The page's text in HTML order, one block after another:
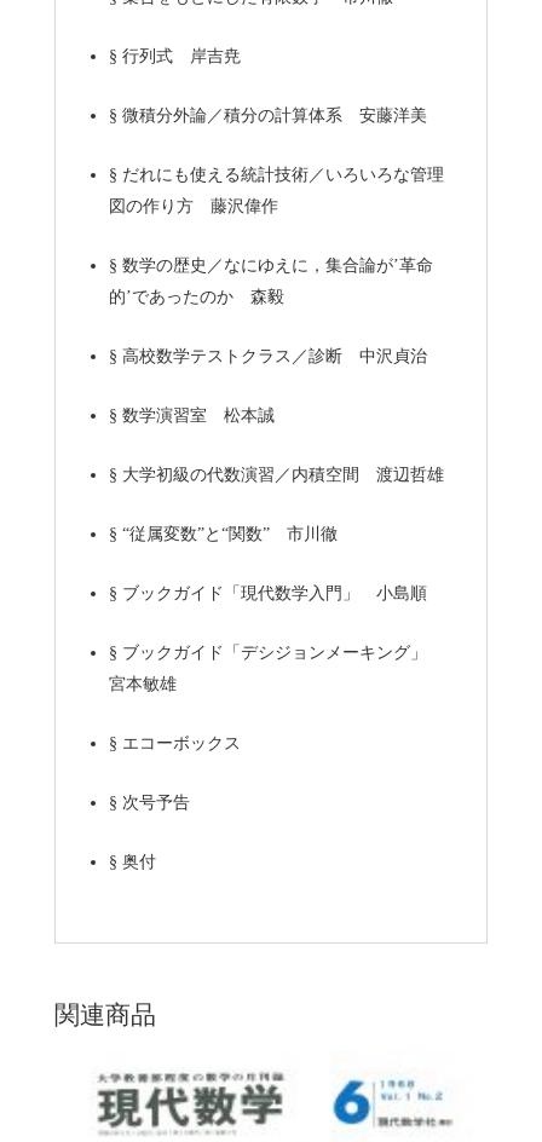
§ 行列式 岸吉尭
§ 微積分外論／積分の計算体系 安藤洋美
§ だれにも使える統計技術／いろいろな管理
図の作り方 藤沢偉作
§ 数学の歴史／なにゆえに，集合論が’革命
的’であったのか 森毅
§ 高校数学テストクラス／診断 中沢貞治
§ 数学演習室 松本誠
§ 大学初級の代数演習／内積空間 渡辺哲雄
§ “従属変数”と“関数” 市川徹
§ ブックガイド「現代数学入門」 小島順
§ ブックガイド「デシジョンメーキング」
宮本敏雄
§ エコーボックス
§ 次号予告
§ 奥付
関連商品